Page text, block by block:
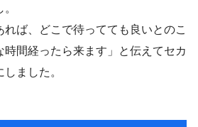
ば、どこで待ってても良いとのこ
時間経ったら来ます」と伝えてセカ
ました。